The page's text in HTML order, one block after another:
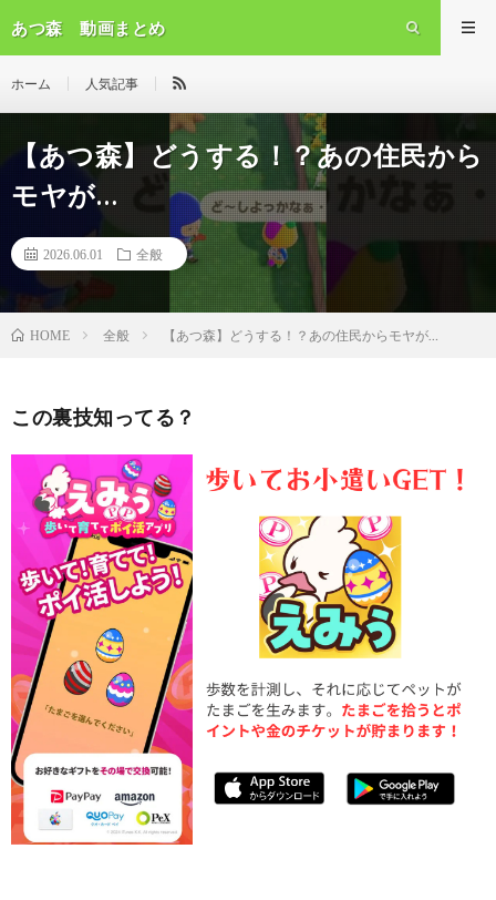
あつ森 動画まとめ
ホーム 人気記事
【あつ森】どうする！？あの住民から
モヤが…
2026.06.01 全般
HOME 全般 【あつ森】どうする！？あの住民からモヤが…
この裏技知ってる？